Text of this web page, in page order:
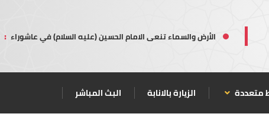
الأرض والسماء تنعى الامام الحسين (عليه السلام) في عاشوراء :
متعددة الزيارة بالانابة البث المباشر